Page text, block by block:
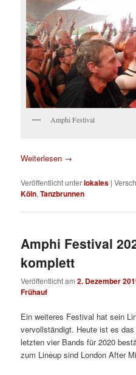
Amphi Festival
Weiterlesen →
Veröffentlicht unterlokales |
Köln,Tanzbrunnen
Amphi Festival
komplett
Veröffentlicht am2. Dezember
Frühauf
Ein weiteres Festival hat sein
vervollständigt. Heute ist es
letzten vier Bands für 2020
zum Lineup sind London After